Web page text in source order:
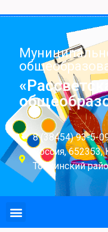
8 (38454) 93-5-
Россия, 652353,
Топкинский